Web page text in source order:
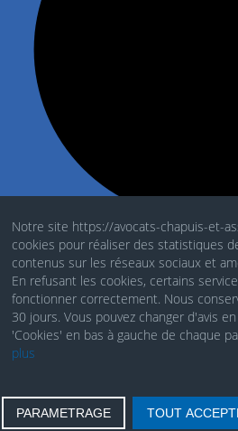
Mentions Légales
Politique de cookies
RGDP
Notre site https://avocats-chapuis-et-
cookies pour réaliser des statistiques
contenus sur les réseaux sociaux et
En refusant les cookies, certains
fonctionner correctement. Nous
30 jours. Vous pouvez changer d'avis
'Cookies' en bas à gauche de chaque
plus
PARAMETRAGE TOUT